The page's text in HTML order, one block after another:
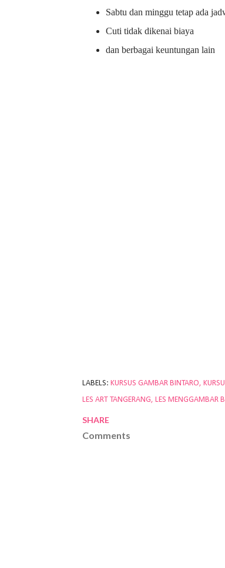
Sabtu dan minggu tetap ada
Cuti tidak dikenai biaya
dan berbagai keuntungan lain
LABELS: KURSUS GAMBAR BINTARO
LES ART TANGERANG LES MENGGAMBAR
SHARE
Comments